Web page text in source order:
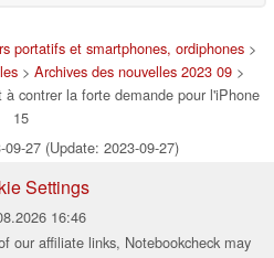
portatifs et smartphones, ordiphones >
> Archives des nouvelles 2023 09 >
contrer la forte demande pour l'iPhone
15
27 (Update: 2023-09-27)
Settings
16:46
our affiliate links, Notebookcheck may